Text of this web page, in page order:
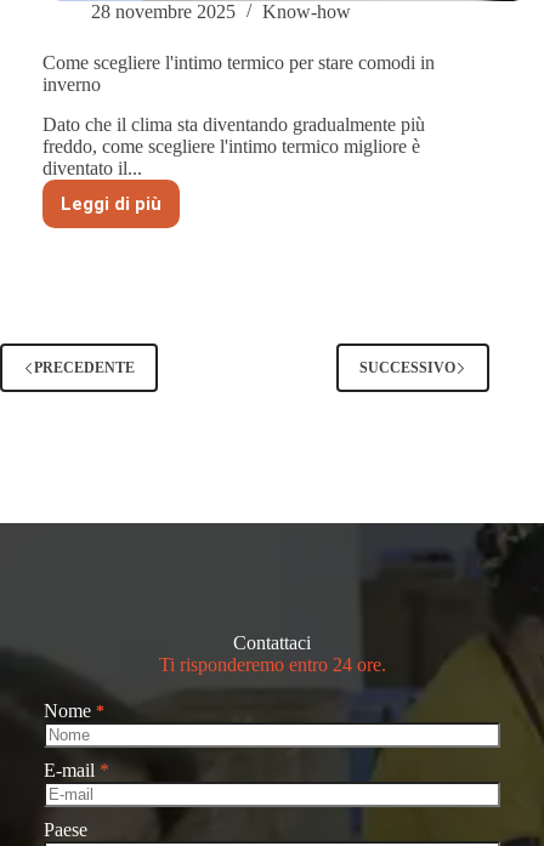
28 novembre 2025 Know-how
Come scegliere l'intimo termico per stare comodi in
inverno
Dato che il clima sta diventando gradualmente più
freddo, come scegliere l'intimo termico migliore è
diventato il...
Leggi di più
Come
scegliere
comodi
in
inverno
PRECEDENTE SUCCESSIVO
Contattaci
Ti risponderemo entro 24 ore.
Nome *
E-mail *
Paese